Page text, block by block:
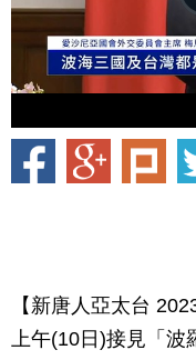
【新唐人亞太台
上午(10日)接見「波